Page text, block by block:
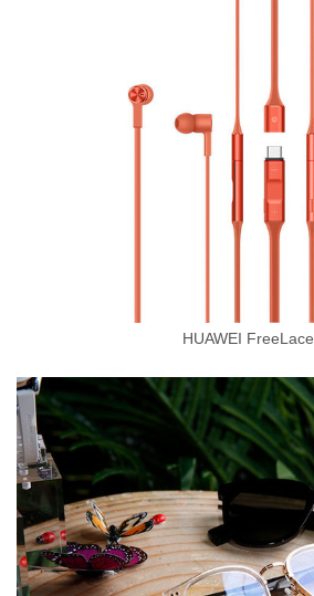
HUAWEI FreeLace